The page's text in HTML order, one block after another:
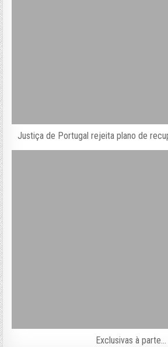
Justiça de Portugal rejeita plano de
Exclusivas à parte…